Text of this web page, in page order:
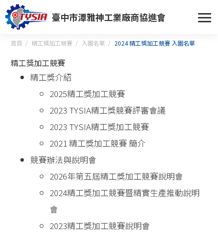
臺中市潭雅神工業廠商協進會
首頁 精工獎加工競賽 入圍名單 2024 精工獎加工競賽 入圍名單
精工獎加工競賽
精工獎介紹
2025精工獎加工競賽
2023 TYSIA精工獎競賽評審會議
2023 TYSIA精工獎加工競賽
2021 精工獎加工競賽 簡介
競賽辦法與說明會
2026年第五屆精工獎加工競賽說明會
2024精工獎加工競賽暨精實生產推動說明
會
2023精工獎加工競賽說明會